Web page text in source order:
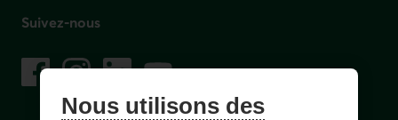
Suivez-nous
Facebook
– Lien externe au site. Cet hyperlien s'ouvrira dans une
Instagram
– Lien externe au site. Cet hyperlien s'ouvrira dans
LinkedIn
– Lien externe au site. Cet hyperlien
YouTube
– Lien externe au site. Cet hyperlien
Nous utilisons des